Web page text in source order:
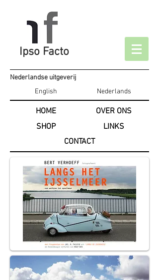
Ipso Facto
Nederlandse uitgeverij
English
Nederlands
HOME
OVER ONS
SHOP
LINKS
CONTACT